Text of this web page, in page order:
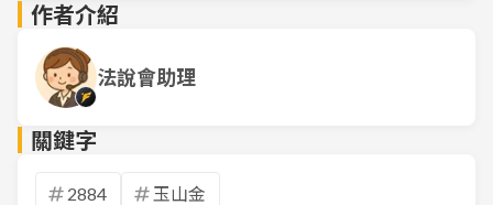
作者介紹
法說會助理
關鍵字
2884 玉山金